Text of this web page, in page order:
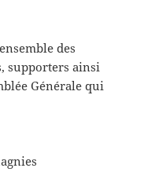
des
supporters ainsi
Générale qui